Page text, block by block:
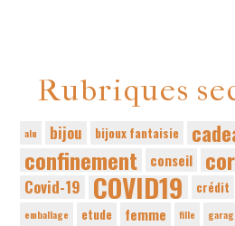
Rubriques
alu bijou bijoux fantaisie
confinement conseil
Covid-19 COVID19 crédit
emballage
etude femme fille